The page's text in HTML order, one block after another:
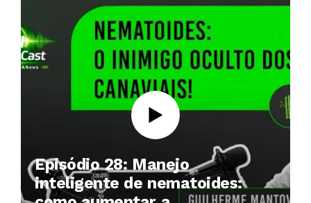
Episódio 28: Manejo
inteligente de nematoides: